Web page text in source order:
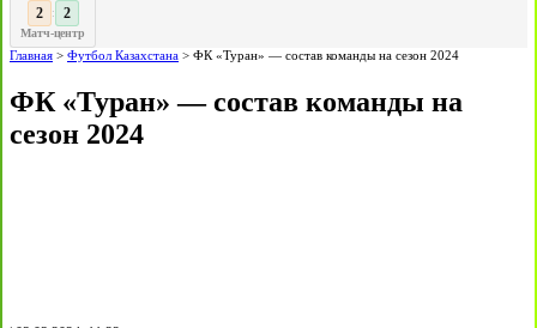
: 2
Матч-центр
Главная > Футбол Казахстана > ФК «Туран» — состав команды на сезон 2024
ФК «Туран» — состав команды на
сезон 2024